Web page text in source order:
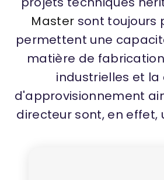
Master sont toujours
permettent une
matière de
industrielles et la
d'approvisionnement
directeur sont, en effet,